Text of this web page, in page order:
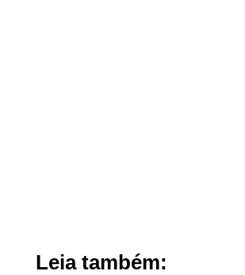
Leia também: